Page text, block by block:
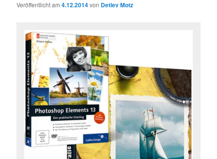
Veröffentlicht am4.12.2014von Detlev Motz